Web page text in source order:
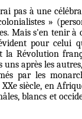
pas à une
»
Mais s'en tenir
pour celui
la Révolution
uns après les
par les
siècle, en
blancs et